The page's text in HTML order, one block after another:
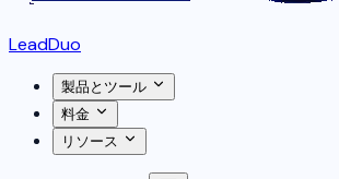
LeadDuo
製品とツール
料金
リソース